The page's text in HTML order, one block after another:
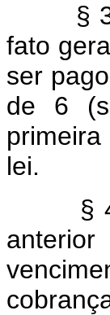
§ 3º
fato
ser
de 6
lei.
§ 4º